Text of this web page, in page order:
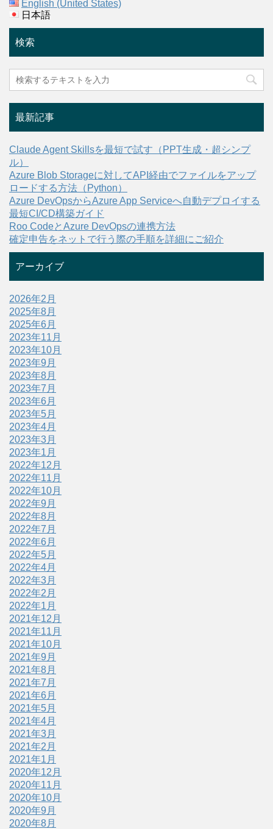
English (United States)
日本語
検索
最新記事
Claude Agent Skillsを最短で試す（PPT生成・超シンプ
ル）
Azure Blob Storageに対してAPI経由でファイルをアップ
ロードする方法（Python）
Azure DevOpsからAzure App Serviceへ自動デプロイする
最短CI/CD構築ガイド
Roo CodeとAzure DevOpsの連携方法
確定申告をネットで行う際の手順を詳細にご紹介
アーカイブ
2026年2月
2025年8月
2025年6月
2023年11月
2023年10月
2023年9月
2023年8月
2023年7月
2023年6月
2023年5月
2023年4月
2023年3月
2023年1月
2022年12月
2022年11月
2022年10月
2022年9月
2022年8月
2022年7月
2022年6月
2022年5月
2022年4月
2022年3月
2022年2月
2022年1月
2021年12月
2021年11月
2021年10月
2021年9月
2021年8月
2021年7月
2021年6月
2021年5月
2021年4月
2021年3月
2021年2月
2021年1月
2020年12月
2020年11月
2020年10月
2020年9月
2020年8月